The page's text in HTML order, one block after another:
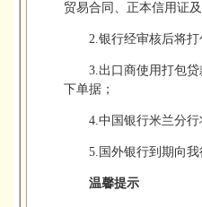
贸易合同、正本信用证及
2.银行经审核后将打
3.出口商使用打包
下单据；
4.中国银行米兰分
5.国外银行到期向
温馨提示